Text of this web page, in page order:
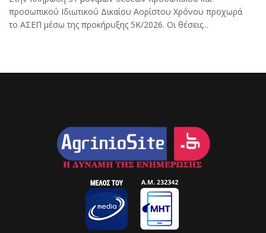
προσωπικού Ιδιωτικού Δικαίου Αορίστου Χρόνου προχωρά
το ΑΣΕΠ μέσω της προκήρυξης 5Κ/2026. Οι θέσεις...